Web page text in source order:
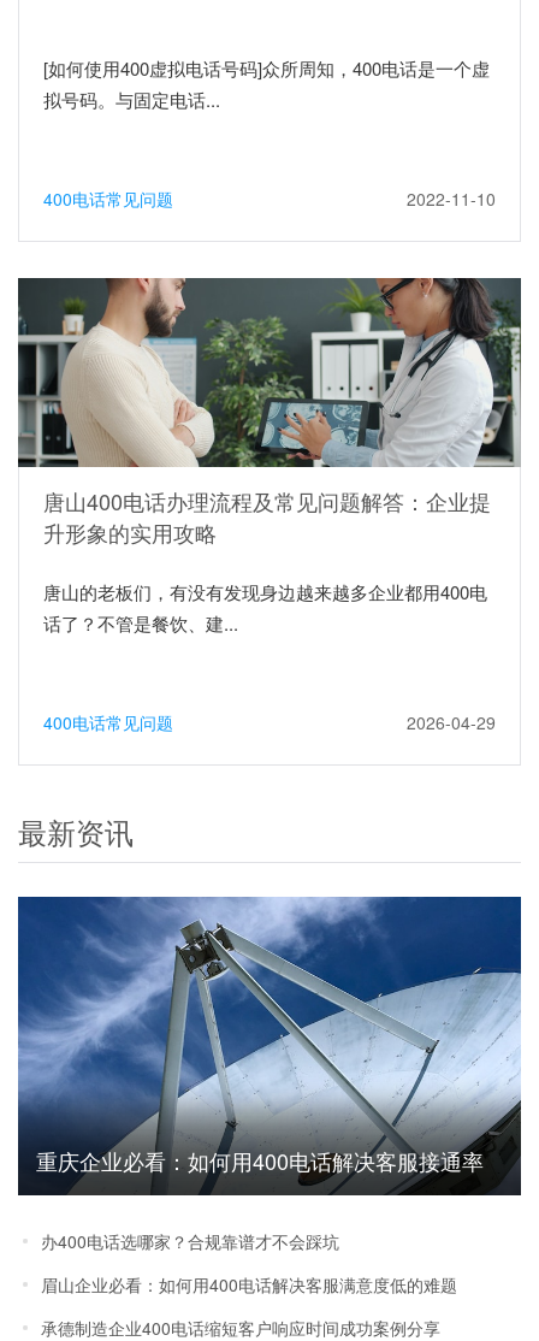
[如何使用400虚拟电话号码]众所周知，400电话是一个虚
拟号码。与固定电话...
400电话常见问题 2022-11-10
唐山400电话办理流程及常见问题解答：企业提
升形象的实用攻略
唐山的老板们，有没有发现身边越来越多企业都用400电
话了？不管是餐饮、建...
400电话常见问题 2026-04-29
最新资讯
重庆企业必看：如何用400电话解决客服接通率
低客户流失难题
办400电话选哪家？合规靠谱才不会踩坑
眉山企业必看：如何用400电话解决客服满意度低的难题
承德制造企业400电话缩短客户响应时间成功案例分享